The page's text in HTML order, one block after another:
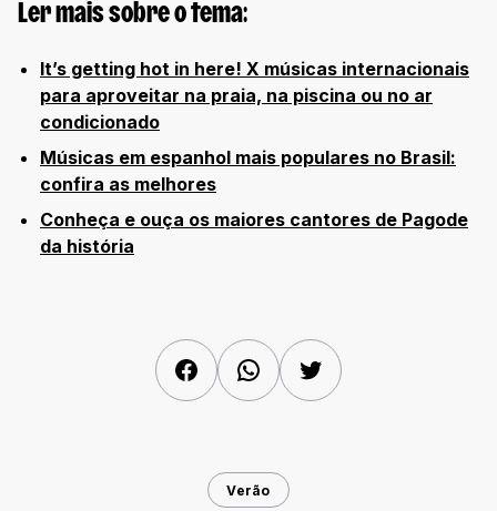
Ler mais sobre o tema:
It’s getting hot in here! X músicas internacionais
para aproveitar na praia, na piscina ou no ar
condicionado
Músicas em espanhol mais populares no Brasil:
confira as melhores
Conheça e ouça os maiores cantores de Pagode
da história
FacebookWhatsAppTwitter
Verão